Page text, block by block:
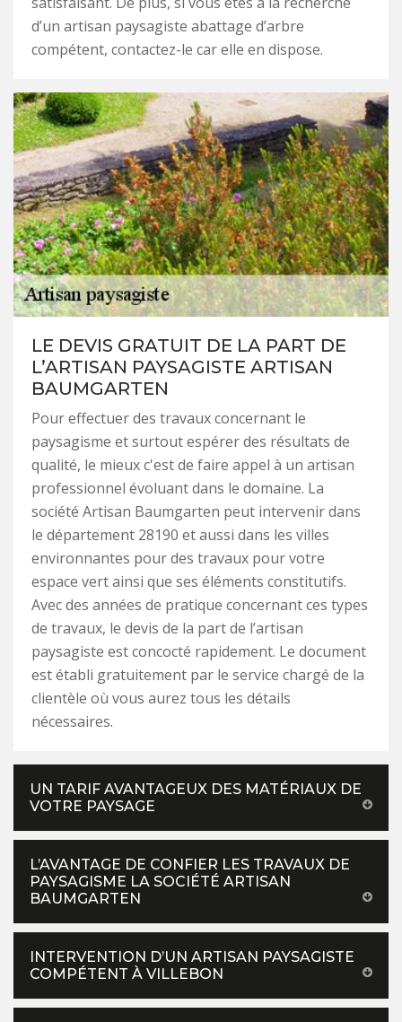
d’un artisan paysagiste abattage d’arbre
compétent, contactez-le car elle en dispose.
LE DEVIS GRATUIT DE LA PART DE
L’ARTISAN PAYSAGISTE ARTISAN
BAUMGARTEN
Pour effectuer des travaux concernant le
paysagisme et surtout espérer des résultats de
qualité, le mieux c'est de faire appel à un artisan
professionnel évoluant dans le domaine. La
société Artisan Baumgarten peut intervenir dans
le département 28190 et aussi dans les villes
environnantes pour des travaux pour votre
espace vert ainsi que ses éléments constitutifs.
Avec des années de pratique concernant ces types
de travaux, le devis de la part de l’artisan
paysagiste est concocté rapidement. Le document
est établi gratuitement par le service chargé de la
clientèle où vous aurez tous les détails
nécessaires.
UN TARIF AVANTAGEUX DES MATÉRIAUX DE
VOTRE PAYSAGE
L’AVANTAGE DE CONFIER LES TRAVAUX DE
PAYSAGISME LA SOCIÉTÉ ARTISAN
BAUMGARTEN
INTERVENTION D’UN ARTISAN PAYSAGISTE
COMPÉTENT À VILLEBON